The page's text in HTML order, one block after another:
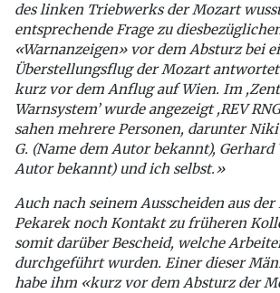
des linken Triebwerks der Mozart
entsprechende Frage zu
«Warnanzeigen» vor dem Absturz bei
Überstellungsflug der Mozart
kurz vor dem Anflug auf Wien. Im
Warnsystem’ wurde angezeigt ,REV RNG
sahen mehrere Personen, darunter
G. (Name dem Autor bekannt), Gerhard
Autor bekannt) und ich selbst.»
Auch nach seinem Ausscheiden aus
Pekarek noch Kontakt zu früheren
somit darüber Bescheid, welche
durchgeführt wurden. Einer dieser
habe ihm «kurz vor dem Absturz der